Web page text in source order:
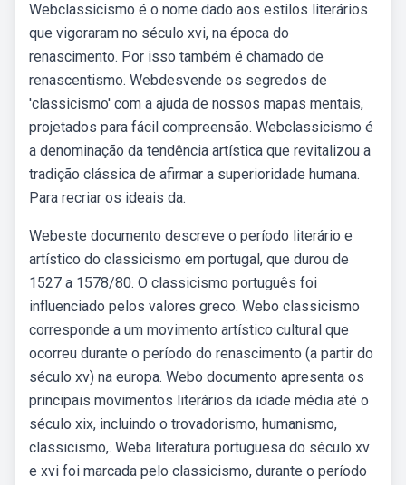
Webclassicismo é o nome dado aos estilos literários
que vigoraram no século xvi, na época do
renascimento. Por isso também é chamado de
renascentismo. Webdesvende os segredos de
'classicismo' com a ajuda de nossos mapas mentais,
projetados para fácil compreensão. Webclassicismo é
a denominação da tendência artística que revitalizou a
tradição clássica de afirmar a superioridade humana.
Para recriar os ideais da.
Webeste documento descreve o período literário e
artístico do classicismo em portugal, que durou de
1527 a 1578/80. O classicismo português foi
influenciado pelos valores greco. Webo classicismo
corresponde a um movimento artístico cultural que
ocorreu durante o período do renascimento (a partir do
século xv) na europa. Webo documento apresenta os
principais movimentos literários da idade média até o
século xix, incluindo o trovadorismo, humanismo,
classicismo,. Weba literatura portuguesa do século xv
e xvi foi marcada pelo classicismo, durante o período